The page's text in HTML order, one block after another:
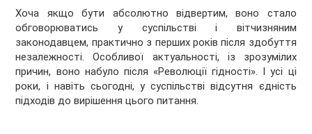
Хоча якщо бути абсолютно відвертим, воно стало
обговорюватись у суспільстві і вітчизняним
законодавцем, практично з перших років після здобуття
незалежності. Особливої актуальності, із зрозумілих
причин, воно набуло після «Революції гідності». І усі ці
роки, і навіть сьогодні, у суспільстві відсутня єдність
підходів до вирішення цього питання.